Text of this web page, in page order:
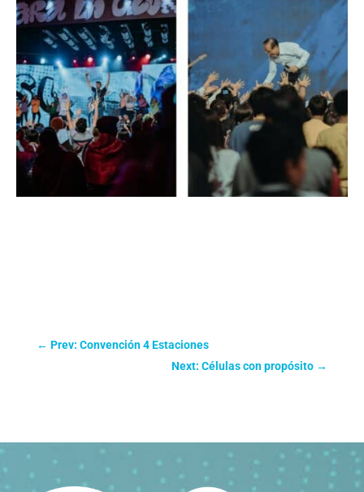
← Prev: Convención 4 Estaciones
Next: Células con propósito →